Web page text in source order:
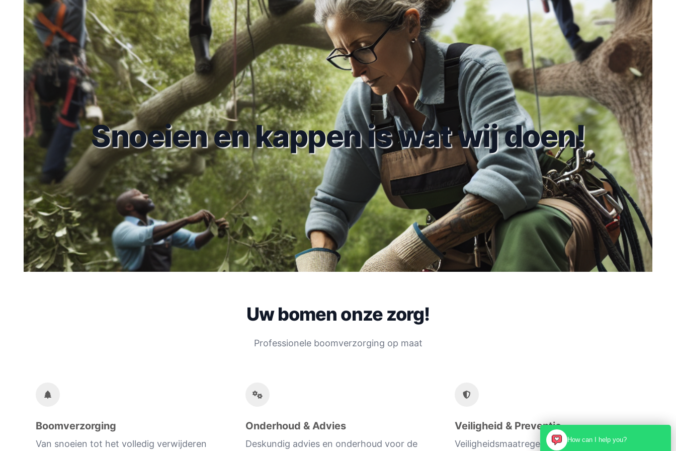
Snoeien en kappen is wat wij doen!
Uw bomen onze zorg!
Professionele boomverzorging op maat
Boomverzorging
Van snoeien tot het volledig verwijderen
Onderhoud & Advies
Deskundig advies en onderhoud voor de
Veiligheid & Preventie
Veiligheidsmaatregelen en preventieve
How can I help you?